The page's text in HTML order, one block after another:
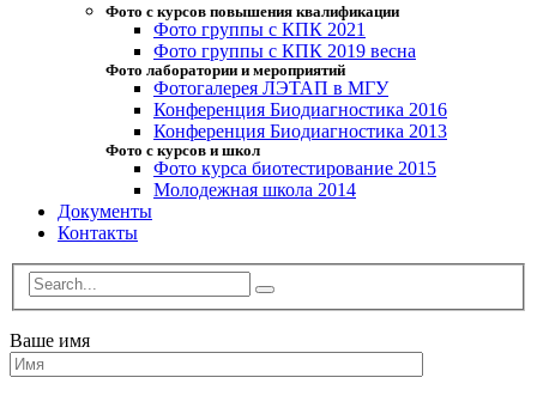
Фото с курсов повышения квалификации
Фото группы с КПК 2021
Фото группы с КПК 2019 весна
Фото лаборатории и мероприятий
Фотогалерея ЛЭТАП в МГУ
Конференция Биодиагностика 2016
Конференция Биодиагностика 2013
Фото с курсов и школ
Фото курса биотестирование 2015
Молодежная школа 2014
Документы
Контакты
Ваше имя